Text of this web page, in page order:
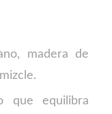
madera de
que equilibra